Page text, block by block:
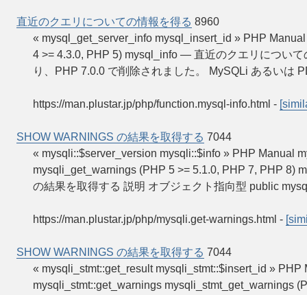
直近のクエリについての情報を得る 8960
« mysql_get_server_info mysql_insert_id » PHP
4 >= 4.3.0, PHP 5) mysql_info — 直近のクエリについ
り、PHP 7.0.0 で削除されました。 MySQLi あるいは
https://man.plustar.jp/php/function.mysql-info.html -
SHOW WARNINGS の結果を取得する 7044
« mysqli::$server_version mysqli::$info » PHP Manual
mysqli_get_warnings (PHP 5 >= 5.1.0, PHP 7, PHP 8)
の結果を取得する 説明 オブジェクト指向型 public
https://man.plustar.jp/php/mysqli.get-warnings.html -
SHOW WARNINGS の結果を取得する 7044
« mysqli_stmt::get_result mysqli_stmt::$insert_id »
mysqli_stmt::get_warnings mysqli_stmt_get_warnings